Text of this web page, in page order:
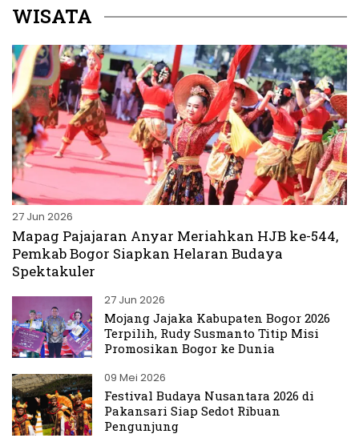
WISATA
27 Jun 2026
Mapag Pajajaran Anyar Meriahkan HJB ke-544,
Pemkab Bogor Siapkan Helaran Budaya
Spektakuler
27 Jun 2026
Mojang Jajaka Kabupaten Bogor 2026
Terpilih, Rudy Susmanto Titip Misi
Promosikan Bogor ke Dunia
09 Mei 2026
Festival Budaya Nusantara 2026 di
Pakansari Siap Sedot Ribuan
Pengunjung